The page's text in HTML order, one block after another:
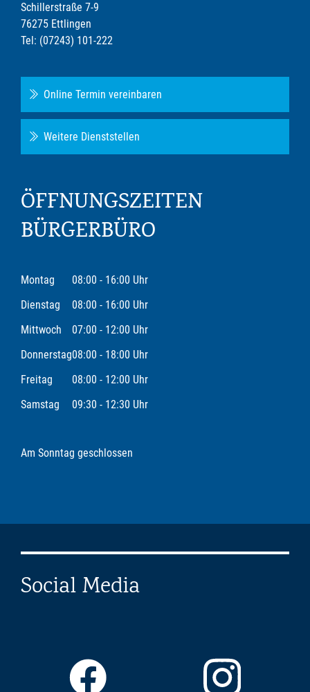
Schillerstraße 7-9
76275 Ettlingen
Tel: (07243) 101-222
Online Termin vereinbaren
Weitere Dienststellen
ÖFFNUNGSZEITEN
BÜRGERBÜRO
Montag
08:00 - 16:00 Uhr
Dienstag
08:00 - 16:00 Uhr
Mittwoch
07:00 - 12:00 Uhr
Donnerstag08:00 - 18:00 Uhr
Freitag
08:00 - 12:00 Uhr
Samstag
09:30 - 12:30 Uhr
Am Sonntag geschlossen
Social Media